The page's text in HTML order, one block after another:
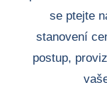
se ptejte
stanovení
postup,